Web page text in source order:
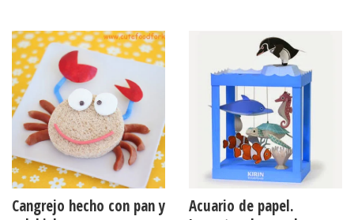
Cangrejo hecho con pan y
Acuario de papel.